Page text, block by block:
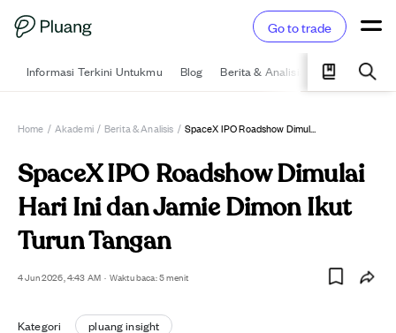
Go to trade
Informasi Terkini Untukmu Blog Berita & Analisis Pelajari
Home / Akademi / Berita & Analisis / SpaceX IPO Roadshow Dimulai Hari Ini Dan Jamie Dimon Ikut Turun Tangan
SpaceX IPO Roadshow Dimulai
Hari Ini dan Jamie Dimon Ikut
Turun Tangan
4 Jun 2026, 4:43 AM · Waktu baca: 5 menit
Kategori pluang insight